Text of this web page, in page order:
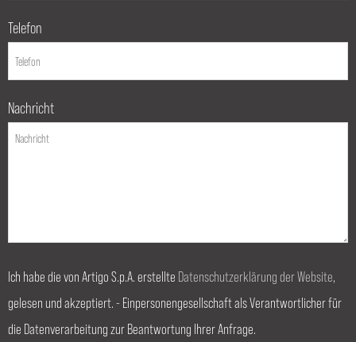
Telefon
Nachricht
Ich habe die von Artigo S.p.A. erstellte Datenschutzerklärung der Website,
gelesen und akzeptiert. - Einpersonengesellschaft als Verantwortlicher für
die Datenverarbeitung zur Beantwortung Ihrer Anfrage.